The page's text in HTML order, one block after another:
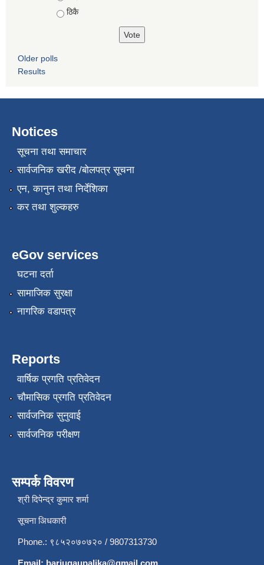
ठिकै
Older polls
Results
Notices
सूचना तथा समाचार
सार्वजनिक खरीद /बोलपत्र सूचना
एन, कानुन तथा निर्देशिका
कर तथा शुल्कहरु
eGov services
घटना दर्ता
सामाजिक सुरक्षा
नागरिक वडापत्र
Reports
वार्षिक प्रगति प्रतिवेदन
चौमासिक प्रगति प्रतिवेदन
सार्वजनिक सुनुवाई
सार्वजनिक परीक्षण
सम्पर्क विवरण
श्री दिपेन्द्र कुमार शर्मा
सूचना अिधकारी
Phone.: ९८५२०७०७२० / 9807313730
Email: barjugaupalika@gmail.com